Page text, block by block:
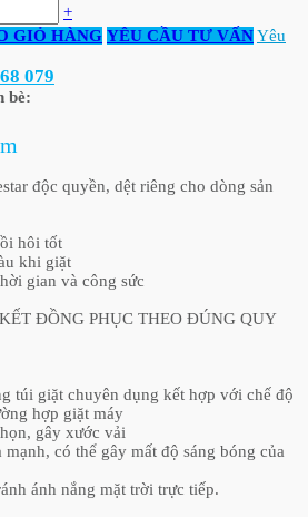
+
GIỎ HÀNG YÊU CẦU TƯ VẤNYêu
079
bè:
độc quyền, dệt riêng cho dòng sản
hôi tốt
khi giặt
gian và công sức
ĐỒNG PHỤC THEO ĐÚNG QUY
túi giặt chuyên dụng kết hợp với chế độ
hợp giặt máy
gây xước vải
có thể gây mất độ sáng bóng của
ánh nắng mặt trời trực tiếp.